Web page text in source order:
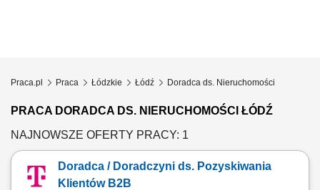
Praca.pl Praca Łódzkie Łódź Doradca ds. Nieruchomości
PRACA DORADCA DS. NIERUCHOMOŚCI ŁÓDŹ
NAJNOWSZE OFERTY PRACY: 1
Doradca / Doradczyni ds. Pozyskiwania
Klientów B2B